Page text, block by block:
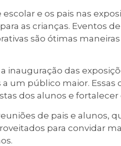
e os pais nas
as crianças. Eventos
são ótimas
inauguração das
um público maior.
dos alunos e
de pais e alunos,
para convidar